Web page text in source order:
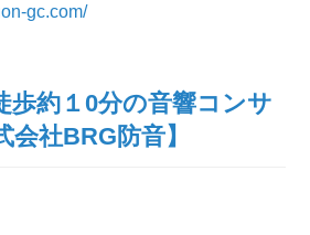
gc.com/
歩約１0分の音響コンサ
社BRG防音】